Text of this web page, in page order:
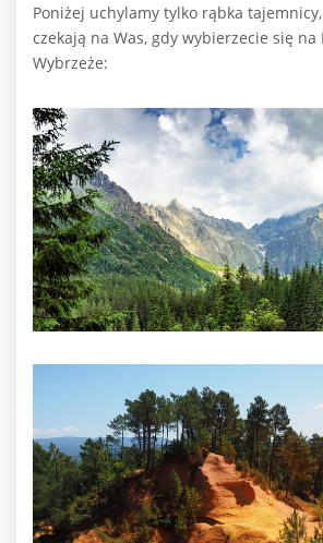
Poniżej uchylamy tylko rąbka
czekają na Was, gdy wybierzecie się na
Wybrzeże: